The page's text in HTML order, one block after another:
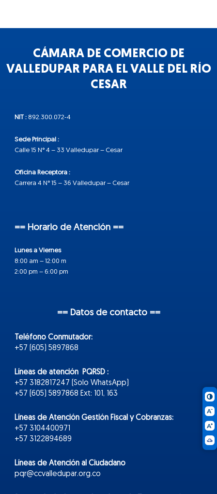
CÁMARA DE COMERCIO DE
VALLEDUPAR PARA EL VALLE DEL RÍO
CESAR
NIT : 892.300.072-4
Sede Principal :
Calle 15 N° 4 – 33 Valledupar – Cesar
Oficina Receptora :
Carrera 4 N° 15 – 36 Valledupar – Cesar
== Horario de Atención ==
Lunes a Viernes
8:00 am – 12:00 m
2:00 pm – 6:00 pm
== Datos de contacto ==
Teléfono Conmutador:
+57 (605) 5897868
Líneas de atención PQRSD :
+57 3182817247 (Solo WhatsApp)
+57 (605) 5897868 Ext: 101, 163
Líneas de Atención Gestión Fiscal y Cobranzas:
+57 3104400971
+57 3122894689
Líneas de Atención al Ciudadano
pqr@ccvalledupar.org.co